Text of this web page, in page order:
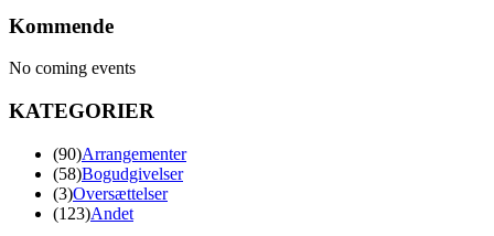
Kommende
No coming events
KATEGORIER
(90)Arrangementer
(58)Bogudgivelser
(3)Oversættelser
(123)Andet